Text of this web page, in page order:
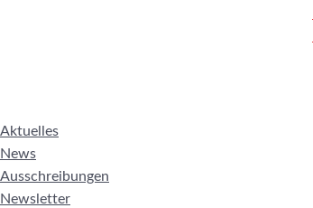
Aktuelles
News
Ausschreibungen
Newsletter